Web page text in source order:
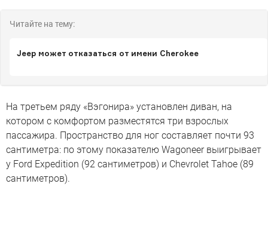
Читайте на тему:
Jeep может отказаться от имени Cherokee
На третьем ряду «Вэгонира» установлен диван, на
котором с комфортом разместятся три взрослых
пассажира. Пространство для ног составляет почти 93
сантиметра: по этому показателю Wagoneer выигрывает
у Ford Expedition (92 сантиметров) и Chevrolet Tahoe (89
сантиметров).